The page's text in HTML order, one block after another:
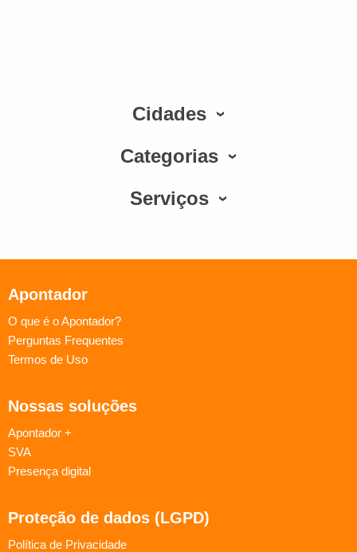
Cidades
Categorias
Serviços
Apontador
O que é o Apontador?
Perguntas Frequentes
Termos de Uso
Nossas soluções
Apontador +
SVA
Presença digital
Proteção de dados (LGPD)
Política de Privacidade